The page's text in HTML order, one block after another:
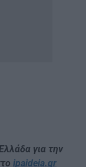
για την
ipaideia.gr